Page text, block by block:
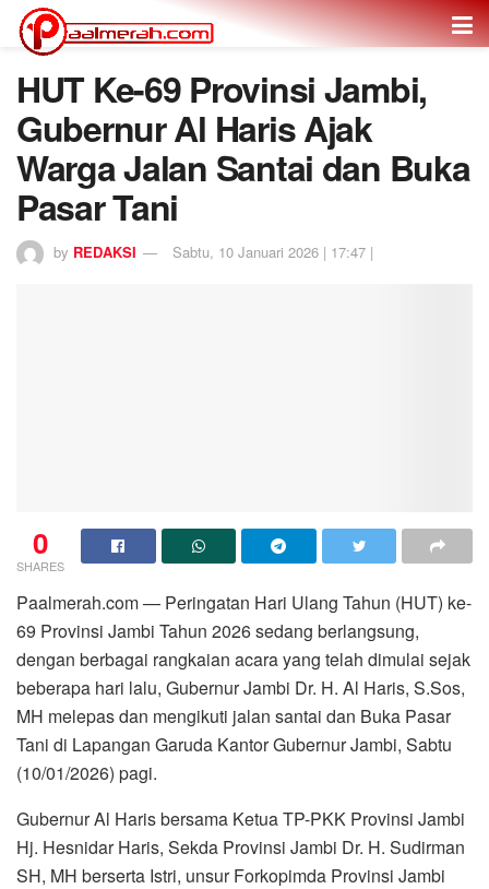
HUT Ke-69 Provinsi Jambi,
Gubernur Al Haris Ajak
Warga Jalan Santai dan Buka
Pasar Tani
by REDAKSI Sabtu, 10 Januari 2026 | 17:47 |
0
SHARES
Paalmerah.com — Peringatan Hari Ulang Tahun (HUT) ke-
69 Provinsi Jambi Tahun 2026 sedang berlangsung,
dengan berbagai rangkaian acara yang telah dimulai sejak
beberapa hari lalu, Gubernur Jambi Dr. H. Al Haris, S.Sos,
MH melepas dan mengikuti jalan santai dan Buka Pasar
Tani di Lapangan Garuda Kantor Gubernur Jambi, Sabtu
(10/01/2026) pagi.
Gubernur Al Haris bersama Ketua TP-PKK Provinsi Jambi
Hj. Hesnidar Haris, Sekda Provinsi Jambi Dr. H. Sudirman
SH, MH berserta Istri, unsur Forkopimda Provinsi Jambi